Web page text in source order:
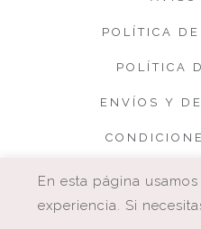
POLÍTICA
POLÍTICA
ENVÍOS Y
En esta página
experiencia. Si